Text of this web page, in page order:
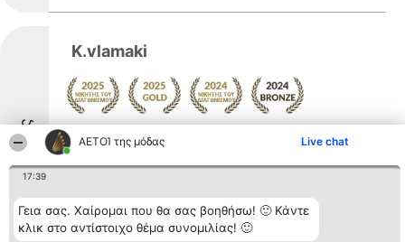
ΑΕΤΟΊ της μόδας Live chat
17:39
Γεια σας. Χαίρομαι που θα σας βοηθήσω! 🙂 Κάντε
κλικ στο αντίστοιχο θέμα συνομιλίας! 🙂
Διακριθέντες
K.vlamaki
και δραστηριοποιείται στον τομέα της
μόδας, με έμφαση στον ιδιαίτερο